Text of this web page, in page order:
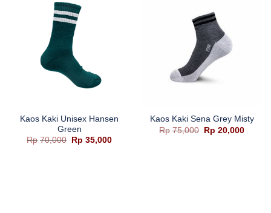
Kaos Kaki Unisex Hansen
Green
Rp 70,000
Harga
aslinya
Rp 35,000Harga
Kaos Kaki Sena Grey Misty
Rp 75,000
Harga
aslinya
Rp 20,000Harga